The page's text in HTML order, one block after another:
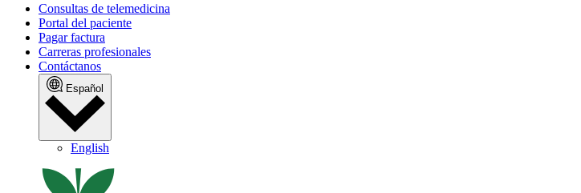
Consultas de telemedicina
Portal del paciente
Pagar factura
Carreras profesionales
Contáctanos
Español
English